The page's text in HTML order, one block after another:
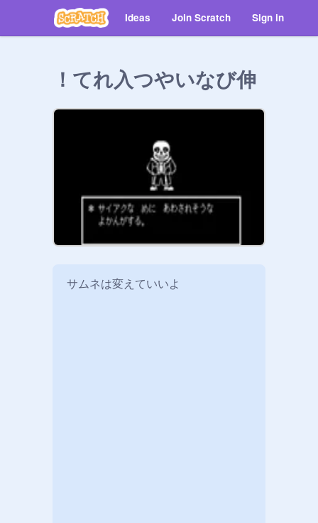
Ideas Join Scratch Sign in
‮伸びないやつ入れて！
サムネは変えていいよ